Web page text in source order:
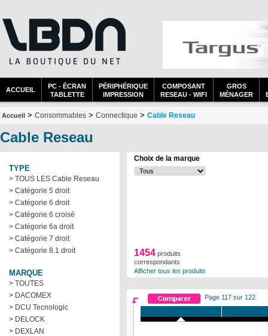
ACCUEIL
PC - ÉCRAN
TABLETTE
PÉRIPHÉRIQUE
IMPRESSION
COMPOSANT
RESEAU - WIFI
GROS
MÉNAGER
Accueil > Consommables > Connectique > Cable Reseau
Cable Reseau
TYPE
> TOUS LES Cable Reseau
> Catégorie 5 droit
> Catégorie 6 droit
> Catégorie 6 croisé
> Catégorie 6a droit
> Catégorie 7 droit
> Catégorie 8.1 droit
MARQUE
> TOUTES
> DACOMEX
> DCU Tecnologic
> DELOCK
> DEXLAN
Choix de la marque
1454 produits
correspondants
Afficher tous les produits
Page 117 sur 122